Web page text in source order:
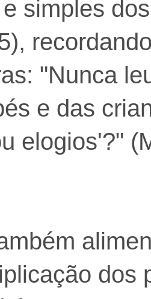
simples
"Nunca
e das
elogios'?"
dos